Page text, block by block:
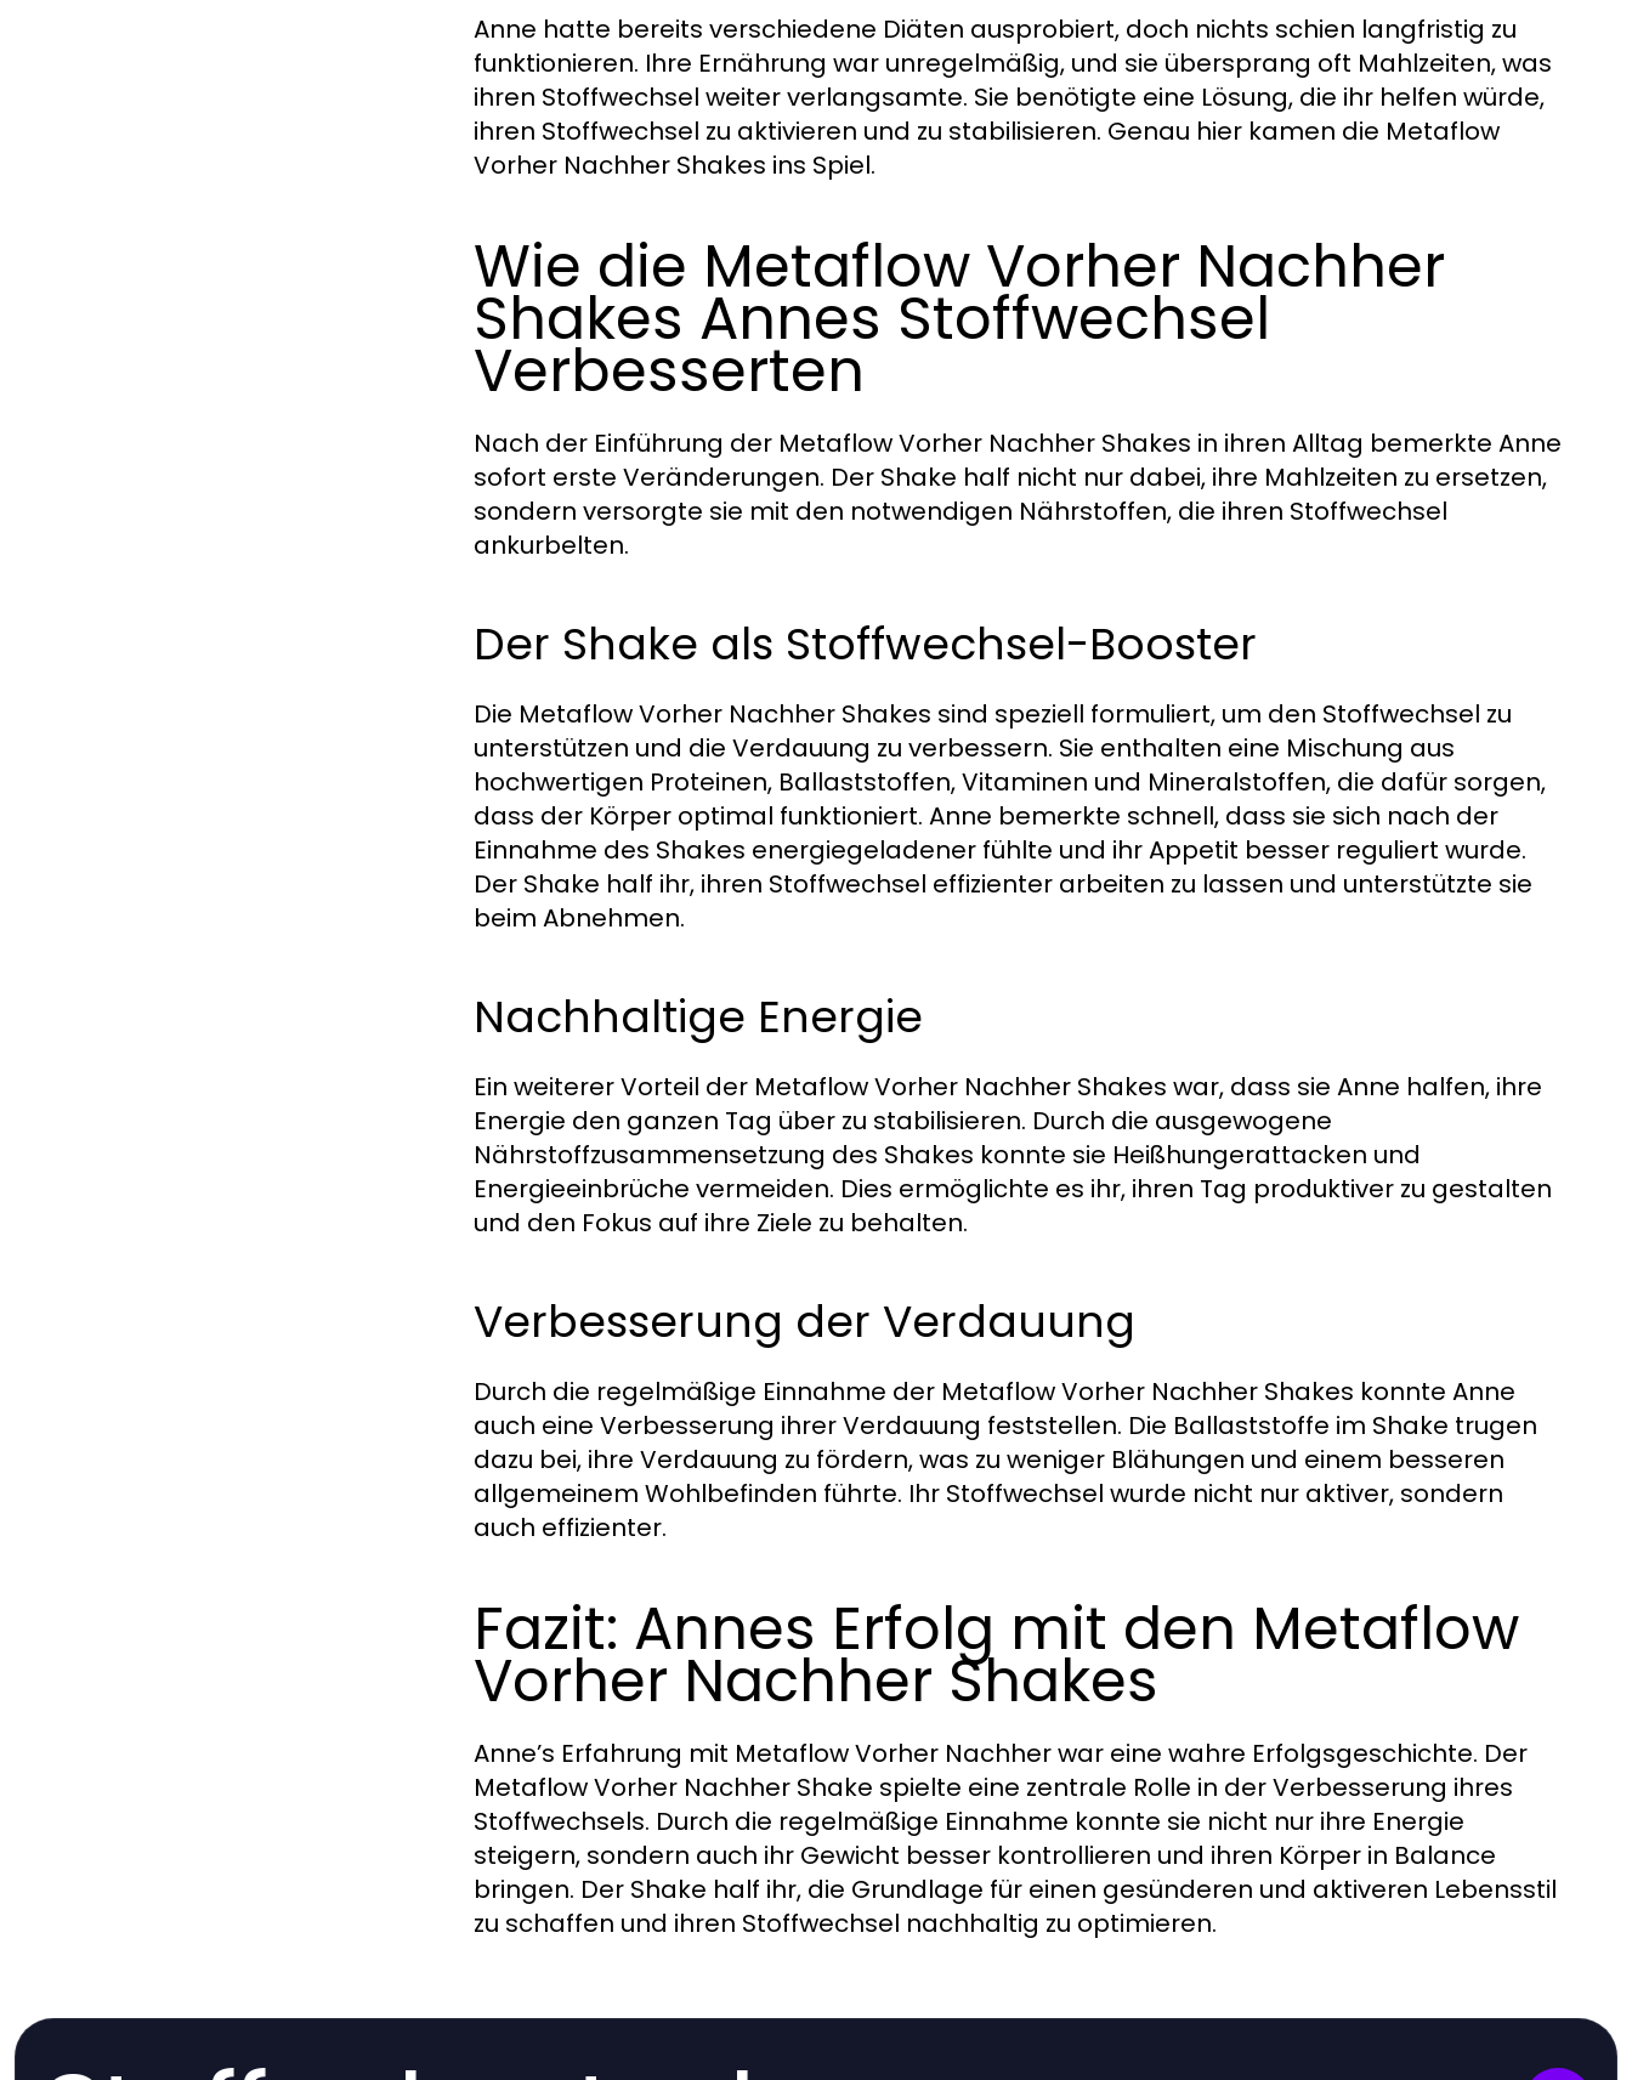
Anne hatte bereits verschiedene Diäten ausprobiert, doch nichts schien langfristig zu
funktionieren. Ihre Ernährung war unregelmäßig, und sie übersprang oft Mahlzeiten, was
ihren Stoffwechsel weiter verlangsamte. Sie benötigte eine Lösung, die ihr helfen würde,
ihren Stoffwechsel zu aktivieren und zu stabilisieren. Genau hier kamen die Metaflow
Vorher Nachher Shakes ins Spiel.
Wie die Metaflow Vorher Nachher
Shakes Annes Stoffwechsel
Verbesserten
Nach der Einführung der Metaflow Vorher Nachher Shakes in ihren Alltag bemerkte Anne
sofort erste Veränderungen. Der Shake half nicht nur dabei, ihre Mahlzeiten zu ersetzen,
sondern versorgte sie mit den notwendigen Nährstoffen, die ihren Stoffwechsel
ankurbelten.
Der Shake als Stoffwechsel-Booster
Die Metaflow Vorher Nachher Shakes sind speziell formuliert, um den Stoffwechsel zu
unterstützen und die Verdauung zu verbessern. Sie enthalten eine Mischung aus
hochwertigen Proteinen, Ballaststoffen, Vitaminen und Mineralstoffen, die dafür sorgen,
dass der Körper optimal funktioniert. Anne bemerkte schnell, dass sie sich nach der
Einnahme des Shakes energiegeladener fühlte und ihr Appetit besser reguliert wurde.
Der Shake half ihr, ihren Stoffwechsel effizienter arbeiten zu lassen und unterstützte sie
beim Abnehmen.
Nachhaltige Energie
Ein weiterer Vorteil der Metaflow Vorher Nachher Shakes war, dass sie Anne halfen, ihre
Energie den ganzen Tag über zu stabilisieren. Durch die ausgewogene
Nährstoffzusammensetzung des Shakes konnte sie Heißhungerattacken und
Energieeinbrüche vermeiden. Dies ermöglichte es ihr, ihren Tag produktiver zu gestalten
und den Fokus auf ihre Ziele zu behalten.
Verbesserung der Verdauung
Durch die regelmäßige Einnahme der Metaflow Vorher Nachher Shakes konnte Anne
auch eine Verbesserung ihrer Verdauung feststellen. Die Ballaststoffe im Shake trugen
dazu bei, ihre Verdauung zu fördern, was zu weniger Blähungen und einem besseren
allgemeinem Wohlbefinden führte. Ihr Stoffwechsel wurde nicht nur aktiver, sondern
auch effizienter.
Fazit: Annes Erfolg mit den Metaflow
Vorher Nachher Shakes
Anne’s Erfahrung mit Metaflow Vorher Nachher war eine wahre Erfolgsgeschichte. Der
Metaflow Vorher Nachher Shake spielte eine zentrale Rolle in der Verbesserung ihres
Stoffwechsels. Durch die regelmäßige Einnahme konnte sie nicht nur ihre Energie
steigern, sondern auch ihr Gewicht besser kontrollieren und ihren Körper in Balance
bringen. Der Shake half ihr, die Grundlage für einen gesünderen und aktiveren Lebensstil
zu schaffen und ihren Stoffwechsel nachhaltig zu optimieren.